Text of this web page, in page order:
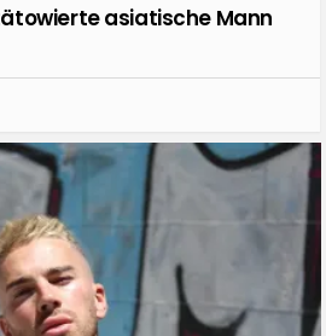
asiatische Mann